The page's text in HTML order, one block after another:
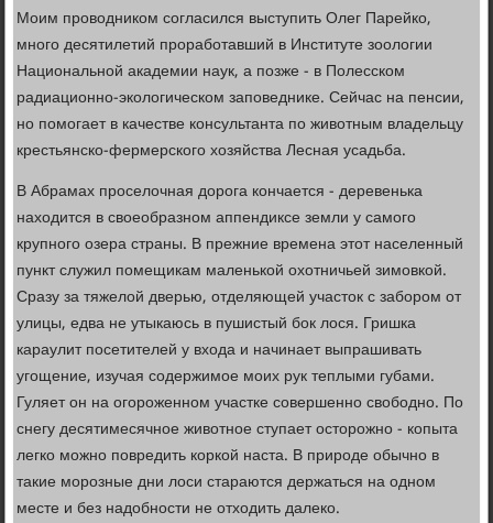
Моим проводником согласился выступить Олег Парейко,
много десятилетий проработавший в Институте зоологии
Национальной академии наук, а позже - в Полесском
радиационно-экологическом заповеднике. Сейчас на пенсии,
но помогает в качестве консультанта по животным владельцу
крестьянско-фермерского хозяйства Лесная усадьба.
В Абрамах проселочная дорога кончается - деревенька
находится в своеобразном аппендиксе земли у самого
крупного озера страны. В прежние времена этот населенный
пункт служил помещикам маленькой охотничьей зимовкой.
Сразу за тяжелой дверью, отделяющей участок с забором от
улицы, едва не утыкаюсь в пушистый бок лося. Гришка
караулит посетителей у входа и начинает выпрашивать
угощение, изучая содержимое моих рук теплыми губами.
Гуляет он на огороженном участке совершенно свободно. По
снегу десятимесячное животное ступает осторожно - копыта
легко можно повредить коркой наста. В природе обычно в
такие морозные дни лоси стараются держаться на одном
месте и без надобности не отходить далеко.